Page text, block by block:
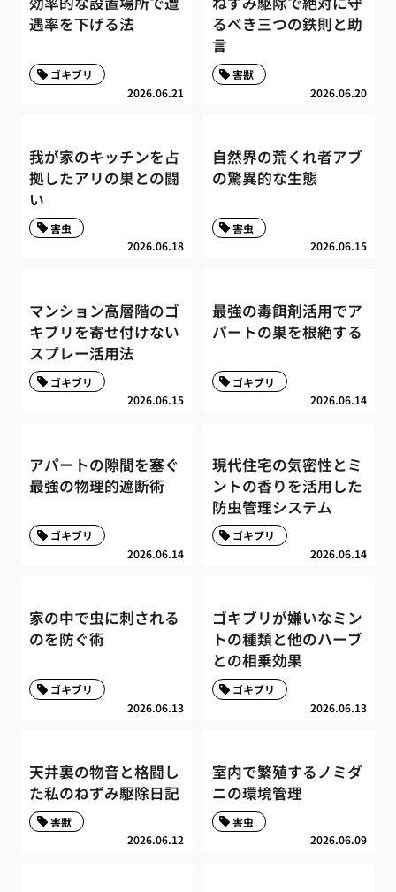
遇率を下げる法
2026.06.21
ゴキブリ
るべき三つの鉄則と助
言
2026.06.20
害獣
我が家のキッチンを占
拠したアリの巣との闘
い
2026.06.18
害虫
自然界の荒くれ者アブ
の驚異的な生態
2026.06.15
害虫
マンション高層階のゴ
キブリを寄せ付けない
スプレー活用法
2026.06.15
ゴキブリ
最強の毒餌剤活用でア
パートの巣を根絶する
2026.06.14
ゴキブリ
アパートの隙間を塞ぐ
最強の物理的遮断術
2026.06.14
ゴキブリ
現代住宅の気密性とミ
ントの香りを活用した
防虫管理システム
2026.06.14
ゴキブリ
家の中で虫に刺される
のを防ぐ術
2026.06.13
ゴキブリ
ゴキブリが嫌いなミン
トの種類と他のハーブ
との相乗効果
2026.06.13
ゴキブリ
天井裏の物音と格闘し
た私のねずみ駆除日記
2026.06.12
害獣
室内で繁殖するノミダ
ニの環境管理
2026.06.09
害虫